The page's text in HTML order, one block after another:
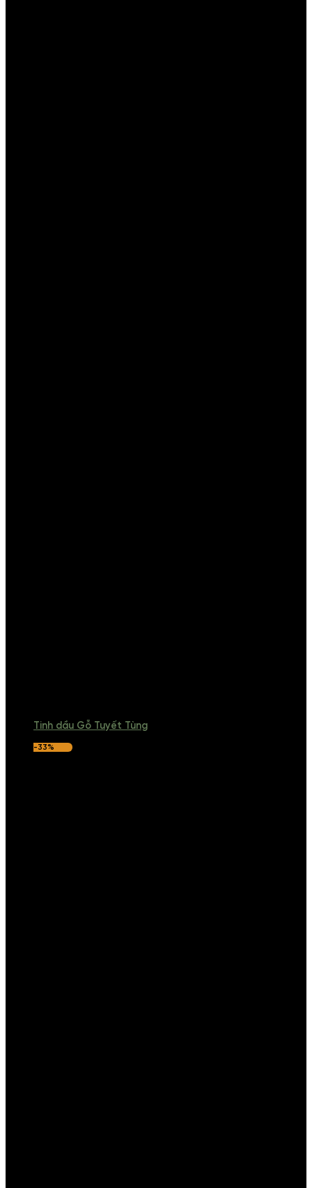
Tinh dầu Gỗ Tuyết Tùng
-33%